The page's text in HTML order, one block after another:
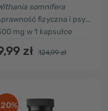
somnifera
fizyczna i psychiczna
mg w 1 kapsułce
zł 124,99 zł